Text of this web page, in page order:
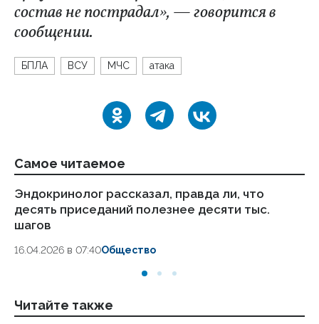
состав не пострадал», — говорится в
сообщении.
БПЛА ВСУ МЧС атака
Самое читаемое
Эндокринолог рассказал, правда ли, что
десять приседаний полезнее десяти тыс.
шагов
16.04.2026 в 07:40Общество
Читайте также